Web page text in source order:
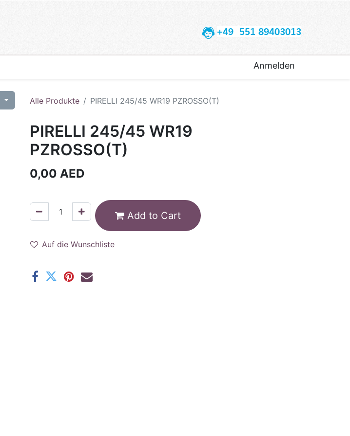
+49 551 89403013
Anmelden
Alle Produkte PIRELLI 245/45 WR19 PZROSSO(T)
PIRELLI 245/45 WR19
PZROSSO(T)
0,00 AED
Add to Cart
Auf die Wunschliste